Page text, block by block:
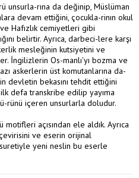
unsurla-rına da değinip, Müslüman
devam ettiğini, çocukla-rinın okul
Hafızlık cemiyetleri gibi
belirtir. Ayrıca, darbeci-lere karşı
mesleğinin kutsiyetini ve
İngilizlerin Os-manlı'yı bozma ve
askerlerin üst komutanlarına da-
devletin bekasını tehdit ettiğini
ilk defa transkribe edilip yayıma
rünü içeren unsurlarla doludur.
motifleri açısından ele aldık. Ayrıca
ve eserin orijinal
suretiyle yeni neslin bu eserle